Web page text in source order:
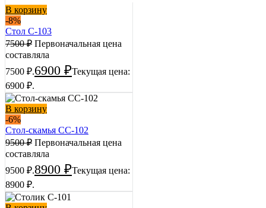
В корзину
-8%
Стол С-103
7500₽ Первоначальная цена
составляла
7500 ₽.6900 ₽Текущая цена:
6900 ₽.
В корзину
-6%
Стол-cкамья СС-102
9500₽ Первоначальная цена
составляла
9500 ₽.8900 ₽Текущая цена:
8900 ₽.